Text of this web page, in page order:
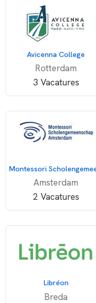
Avicenna College
Rotterdam
3 Vacatures
Amsterdam
2 Vacatures
Libréon
Breda